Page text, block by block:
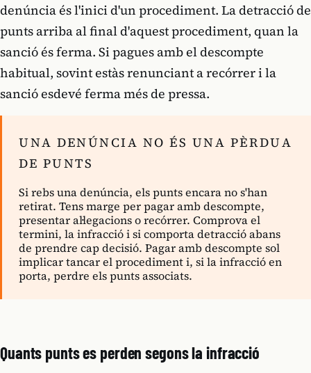
denúncia és l'inici d'un procediment. La detracció de
punts arriba al final d'aquest procediment, quan la
sanció és ferma. Si pagues amb el descompte
habitual, sovint estàs renunciant a recórrer i la
sanció esdevé ferma més de pressa.
UNA DENÚNCIA NO ÉS UNA PÈRDUA
DE PUNTS
Si rebs una denúncia, els punts encara no s'han
retirat. Tens marge per pagar amb descompte,
presentar al·legacions o recórrer. Comprova el
termini, la infracció i si comporta detracció abans
de prendre cap decisió. Pagar amb descompte sol
implicar tancar el procediment i, si la infracció en
porta, perdre els punts associats.
Quants punts es perden segons la infracció